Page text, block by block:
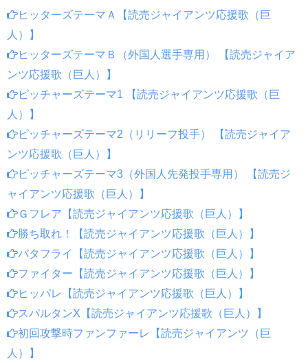
ヒッターズテーマＡ【読売ジャイアンツ応援歌（巨
人）】
ヒッターズテーマＢ（外国人選手専用） 【読売ジャイア
ンツ応援歌（巨人）】
ピッチャーズテーマ1 【読売ジャイアンツ応援歌（巨
人）】
ピッチャーズテーマ2（リリーフ投手） 【読売ジャイア
ンツ応援歌（巨人）】
ピッチャーズテーマ3（外国人先発投手専用） 【読売ジ
ャイアンツ応援歌（巨人）】
Ｇフレア【読売ジャイアンツ応援歌（巨人）】
勝ち取れ！【読売ジャイアンツ応援歌（巨人）】
バタフライ【読売ジャイアンツ応援歌（巨人）】
ファイター【読売ジャイアンツ応援歌（巨人）】
ヒッパレ【読売ジャイアンツ応援歌（巨人）】
スパルタンX【読売ジャイアンツ応援歌（巨人）】
初回攻撃時ファンファーレ【読売ジャイアンツ（巨
人）】